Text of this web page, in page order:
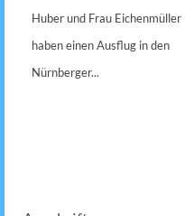
Huber und Frau Eichenmüller
haben einen Ausflug in den
Nürnberger...